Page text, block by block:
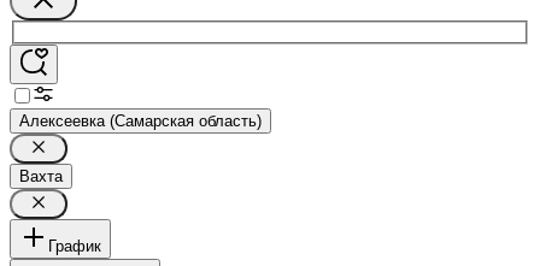
Алексеевка (Самарская область)
Вахта
График